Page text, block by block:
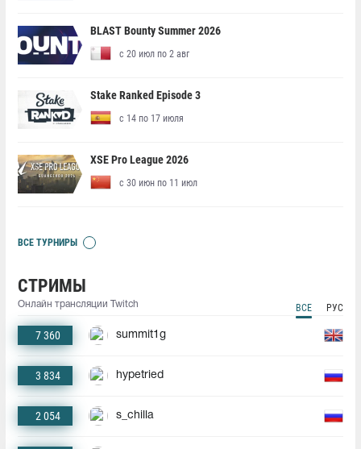
BLAST Bounty Summer 2026
с 20 июл по 2 авг
Stake Ranked Episode 3
с 14 по 17 июля
XSE Pro League 2026
с 30 июн по 11 июл
ВСЕ ТУРНИРЫ
СТРИМЫ
Онлайн трансляции Twitch ВСЕ РУС
7 360 summit1g
3 834 hypetried
2 054 s_chilla